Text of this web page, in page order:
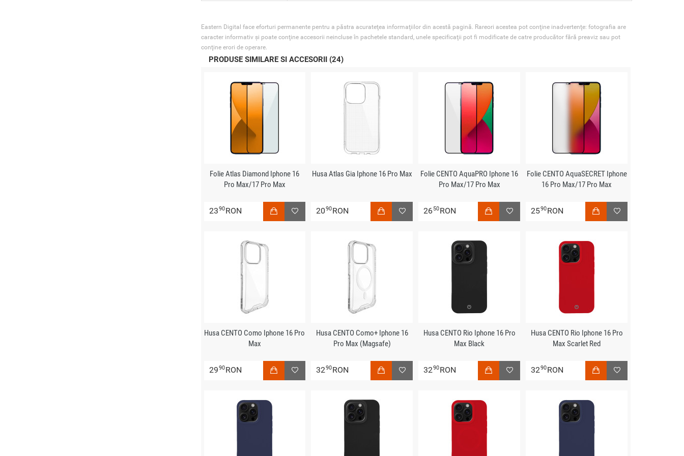
Eastern Digital face eforturi permanente pentru a păstra acurateţea informaţiilor din acestă pagină. Rareori acestea pot conţine inadvertenţe: fotografia are
caracter informativ şi poate conţine accesorii neincluse în pachetele standard, unele specificaţii pot fi modificate de catre producător fără preaviz sau pot
conţine erori de operare.
PRODUSE SIMILARE SI ACCESORII (24)
Folie Atlas Diamond Iphone 16
Pro Max/17 Pro Max
2390RON
Husa Atlas Gia Iphone 16 Pro Max
2090RON
Folie CENTO AquaPRO Iphone 16
Pro Max/17 Pro Max
2650RON
Folie CENTO AquaSECRET Iphone
16 Pro Max/17 Pro Max
2590RON
Husa CENTO Como Iphone 16 Pro
Max
2990RON
Husa CENTO Como+ Iphone 16
Pro Max (Magsafe)
3290RON
Husa CENTO Rio Iphone 16 Pro
Max Black
3290RON
Husa CENTO Rio Iphone 16 Pro
Max Scarlet Red
3290RON